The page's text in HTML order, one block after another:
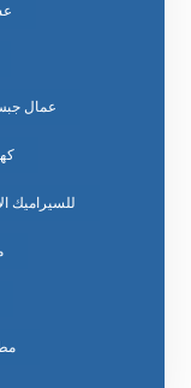
عمال
للسيراميك